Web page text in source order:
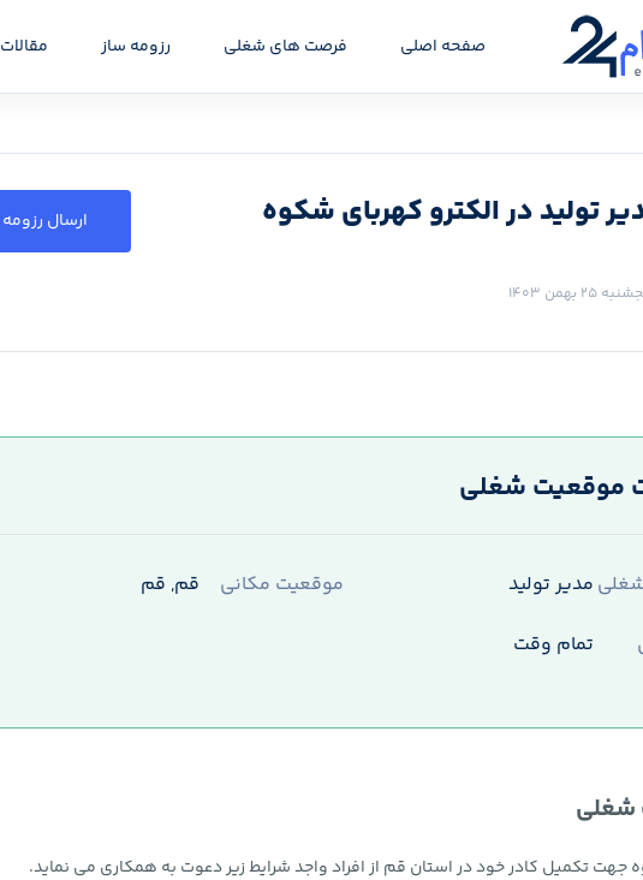
صفحه اصلی فرصت های شغلی رزومه ساز مقالات
تولید در الکترو کهربای شکوه
۲۵ بهمن ۱۴۰۳
ارسال رزومه
موقعیت شغلی
مدیر تولید موقعیت مکانی
قم, قم
تمام وقت
شغلی
جهت تکمیل کادر خود در استان قم از افراد واجد شرایط زیر دعوت به همکاری می نماید.